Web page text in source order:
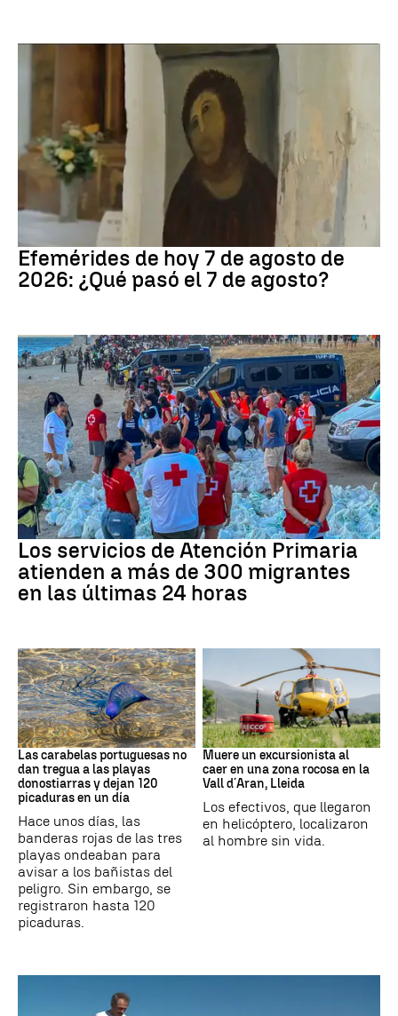
Efemérides de hoy 7 de agosto de
2026: ¿Qué pasó el 7 de agosto?
Crisis migratoria
Los servicios de Atención Primaria
atienden a más de 300 migrantes
en las últimas 24 horas
PAÍS VASCO
Las carabelas portuguesas no
dan tregua a las playas
donostiarras y dejan 120
picaduras en un día
Hace unos días, las
banderas rojas de las tres
playas ondeaban para
avisar a los bañistas del
peligro. Sin embargo, se
registraron hasta 120
picaduras.
Cataluña
Muere un excursionista al
caer en una zona rocosa en la
Vall d´Aran, Lleida
Los efectivos, que llegaron
en helicóptero, localizaron
al hombre sin vida.